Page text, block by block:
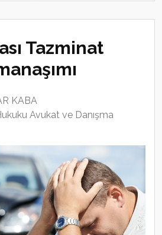
Tazminat
KABA
Avukat ve Danışma